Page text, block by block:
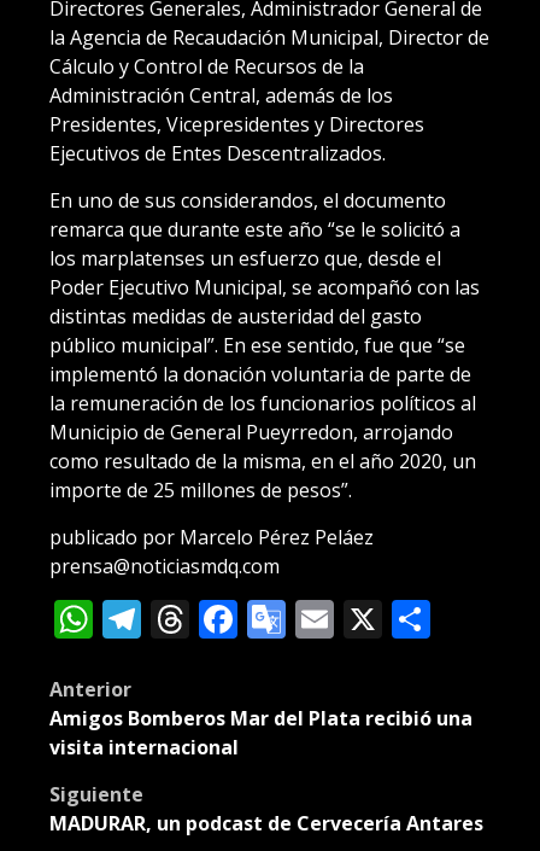
Directores Generales, Administrador General de
la Agencia de Recaudación Municipal, Director de
Cálculo y Control de Recursos de la
Administración Central, además de los
Presidentes, Vicepresidentes y Directores
Ejecutivos de Entes Descentralizados.
En uno de sus considerandos, el documento
remarca que durante este año “se le solicitó a
los marplatenses un esfuerzo que, desde el
Poder Ejecutivo Municipal, se acompañó con las
distintas medidas de austeridad del gasto
público municipal”. En ese sentido, fue que “se
implementó la donación voluntaria de parte de
la remuneración de los funcionarios políticos al
Municipio de General Pueyrredon, arrojando
como resultado de la misma, en el año 2020, un
importe de 25 millones de pesos”.
publicado por Marcelo Pérez Peláez
prensa@noticiasmdq.com
WhatsApp
Telegram
Threads
Facebook
Google
Email
X
Post
navigation
Anterior
Amigos Bomberos Mar del Plata recibió una
visita internacional
Siguiente
MADURAR, un podcast de Cervecería Antares